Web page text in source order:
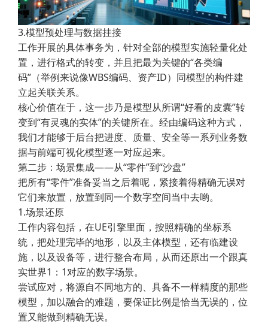
3.模型预处理与数据挂接
工作开展的具体事务为，针对全部的模型实施轻量化处
置，进行格式的转变，并且把最为关键的“各类编
码”（举例来说像WBS编码、资产ID）同模型的构件建
立起关联关系。
核心价值在于，这一步乃是模型从所谓“好看的皮囊”转
变到“有灵魂的实体”的关键所在。经由编码这种方式，
我们才能够于后台把进度、质量、安全等一系列业务数
据与前端可视化模型逐一对应起来。
第二步：场景集成——从“零件”到“沙盘”
把所有“零件”准备妥当之后着呢，紧接着得精确无误对
它们来放置，放置到同一个数字空间当中去哟。
1.场景还原
工作内容包括，在UE引擎里面，按照精确的坐标系
统，把处理完毕的地形，以及主体模型，还有临建设
施，以及设备等，进行整合布局，从而还原出一个跟真
实世界1：1对应的数字场景。
尝试应对，将源自不同地方的、具备不一样精度的那些
模型，加以融合的难题，要保证比例是恰当无误的，位
置又能做到精确无误。